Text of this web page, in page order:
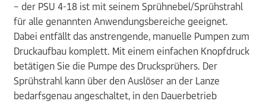
– der PSU 4-18 ist mit seinem Sprühnebel/Sprühstrahl
für alle genannten Anwendungsbereiche geeignet.
Dabei entfällt das anstrengende, manuelle Pumpen zum
Druckaufbau komplett. Mit einem einfachen Knopfdruck
betätigen Sie die Pumpe des Drucksprühers. Der
Sprühstrahl kann über den Auslöser an der Lanze
bedarfsgenau angeschaltet, in den Dauerbetrieb